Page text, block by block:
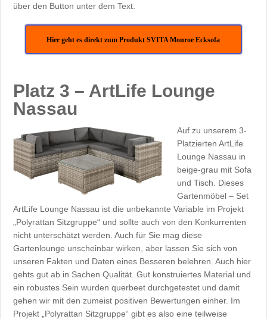
über den Button unter dem Text.
Hier geht es direkt zum Produkt SVITA Monroe Ecksofa
Platz 3 – ArtLife Lounge
Nassau
Auf zu unserem 3-
Platzierten ArtLife
Lounge Nassau in
beige-grau mit Sofa
und Tisch. Dieses
Gartenmöbel – Set
ArtLife Lounge Nassau ist die unbekannte Variable im Projekt
„Polyrattan Sitzgruppe“ und sollte auch von den Konkurrenten
nicht unterschätzt werden. Auch für Sie mag diese
Gartenlounge unscheinbar wirken, aber lassen Sie sich von
unseren Fakten und Daten eines Besseren belehren. Auch hier
gehts gut ab in Sachen Qualität. Gut konstruiertes Material und
ein robustes Sein wurden querbeet durchgetestet und damit
gehen wir mit den zumeist positiven Bewertungen einher. Im
Projekt „Polyrattan Sitzgruppe“ gibt es also eine teilweise